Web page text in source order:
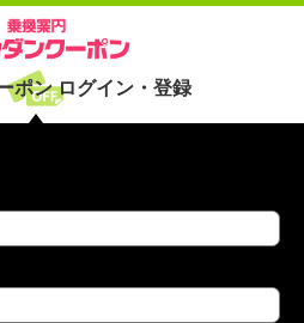
ポン ログイン・登録